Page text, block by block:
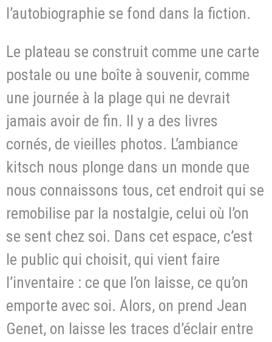
l’autobiographie se fond dans la fiction.
Le plateau se construit comme une carte
postale ou une boîte à souvenir, comme
une journée à la plage qui ne devrait
jamais avoir de fin. Il y a des livres
cornés, de vieilles photos. L’ambiance
kitsch nous plonge dans un monde que
nous connaissons tous, cet endroit qui se
remobilise par la nostalgie, celui où l’on
se sent chez soi. Dans cet espace, c’est
le public qui choisit, qui vient faire
l’inventaire : ce que l’on laisse, ce qu’on
emporte avec soi. Alors, on prend Jean
Genet, on laisse les traces d’éclair entre